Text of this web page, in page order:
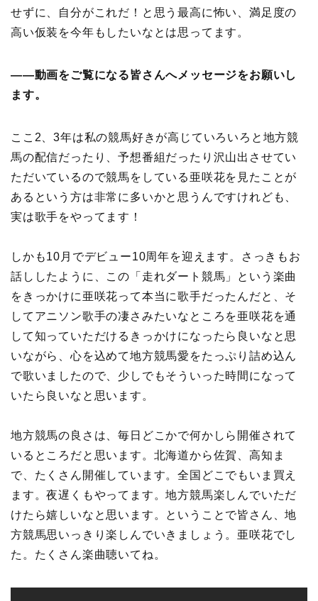
せずに、自分がこれだ！と思う最高に怖い、満足度の
高い仮装を今年もしたいなとは思ってます。
――動画をご覧になる皆さんへメッセージをお願いし
ます。
ここ2、3年は私の競馬好きが高じていろいろと地方競
馬の配信だったり、予想番組だったり沢山出させてい
ただいているので競馬をしている亜咲花を見たことが
あるという方は非常に多いかと思うんですけれども、
実は歌手をやってます！
しかも10月でデビュー10周年を迎えます。さっきもお
話ししたように、この「走れダート競馬」という楽曲
をきっかけに亜咲花って本当に歌手だったんだと、そ
してアニソン歌手の凄さみたいなところを亜咲花を通
して知っていただけるきっかけになったら良いなと思
いながら、心を込めて地方競馬愛をたっぷり詰め込ん
で歌いましたので、少しでもそういった時間になって
いたら良いなと思います。
地方競馬の良さは、毎日どこかで何かしら開催されて
いるところだと思います。北海道から佐賀、高知ま
で、たくさん開催しています。全国どこでもいま買え
ます。夜遅くもやってます。地方競馬楽しんでいただ
けたら嬉しいなと思います。ということで皆さん、地
方競馬思いっきり楽しんでいきましょう。亜咲花でし
た。たくさん楽曲聴いてね。